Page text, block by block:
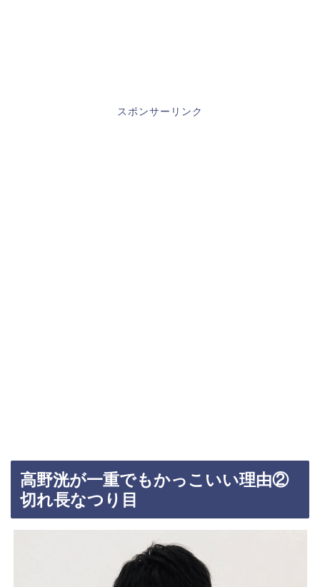
スポンサーリンク
高野洸が一重でもかっこいい理由②
切れ長なつり目